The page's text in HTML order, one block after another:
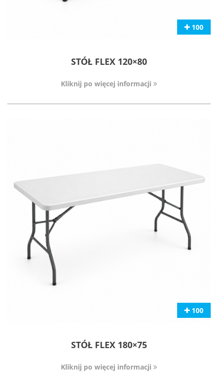
100
STÓŁ FLEX 120×80
Kliknij po więcej informacji
100
STÓŁ FLEX 180×75
Kliknij po więcej informacji